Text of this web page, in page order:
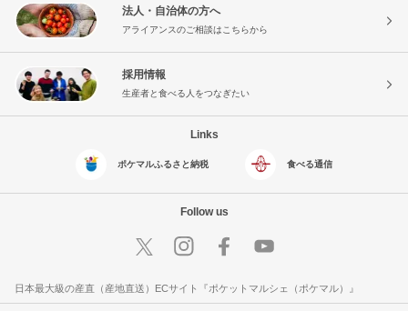
法人・自治体の方へ
アライアンスのご相談はこちらから
採用情報
生産者と食べる人をつなぎたい
Links
ポケマルふるさと納税 食べる通信
Follow us
日本最大級の産直（産地直送）ECサイト『ポケットマルシェ（ポケマル）』